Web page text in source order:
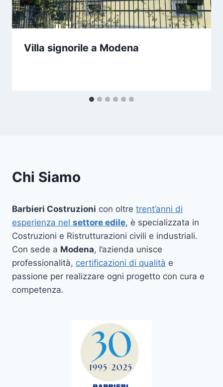
Villa signorile a Modena
Chi Siamo
Barbieri Costruzioni con oltre trent’anni di
esperienza nel settore edile, è specializzata in
Costruzioni e Ristrutturazioni civili e industriali.
Con sede a Modena, l’azienda unisce
professionalità, certificazioni di qualità e
passione per realizzare ogni progetto con cura e
competenza.